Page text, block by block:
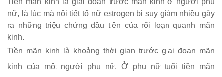
nữ, là lúc mà nội tiết tố nữ estrogen bị suy giảm nhiều gây
ra những triệu chứng đầu tiên của rối loạn quanh mãn
kinh.
Tiền mãn kinh là khoảng thời gian trước giai đoạn mãn
kinh của một người phụ nữ. Ở phụ nữ tuổi tiền mãn